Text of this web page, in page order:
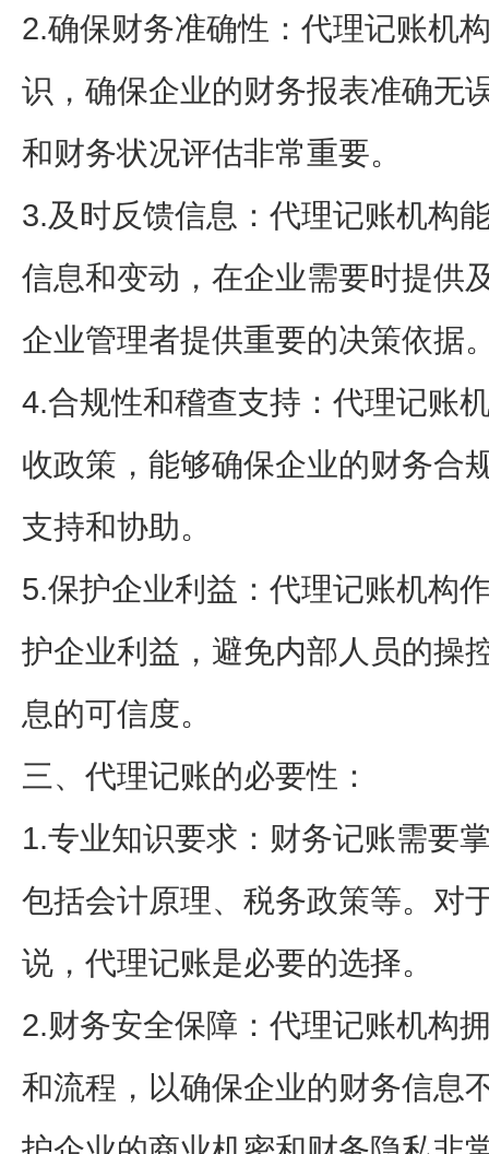
2.确保财务准确性：代理记账机
识，确保企业的财务报表准确无
和财务状况评估非常重要。
3.及时反馈信息：代理记账机构
信息和变动，在企业需要时提供
企业管理者提供重要的决策依据
4.合规性和稽查支持：代理记账
收政策，能够确保企业的财务合
支持和协助。
5.保护企业利益：代理记账机构
护企业利益，避免内部人员的操
息的可信度。
三、代理记账的必要性：
1.专业知识要求：财务记账需要
包括会计原理、税务政策等。对
说，代理记账是必要的选择。
2.财务安全保障：代理记账机构
和流程，以确保企业的财务信息